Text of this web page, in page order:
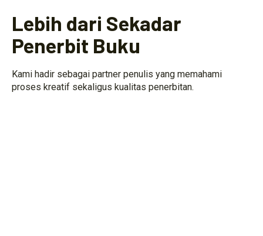
Lebih dari Sekadar
Penerbit Buku
Kami hadir sebagai partner penulis yang memahami
proses kreatif sekaligus kualitas penerbitan.